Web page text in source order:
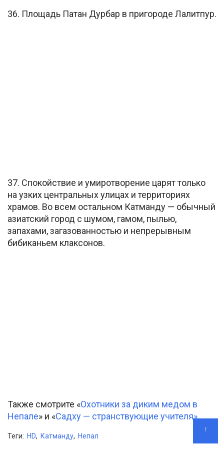
36. Площадь Патан Дурбар в пригороде Лалитпур.
37. Спокойствие и умиротворение царят только
на узких центральных улицах и территориях
храмов. Во всем остальном Катманду — обычный
азиатский город с шумом, гамом, пылью,
запахами, загазованностью и непрерывным
бибиканьем клаксонов.
Также смотрите «Охотники за диким медом в
Непале» и «Садху — странствующие учителя».
Теги: HD, Катманду, Непал
↑